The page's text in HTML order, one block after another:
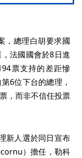
，總理白胡要求國
法國國會於8日進
票支持的差距慘
6位下台的總理，
，而非不信任投票
新人選於同日宣布
）擔任，勒科